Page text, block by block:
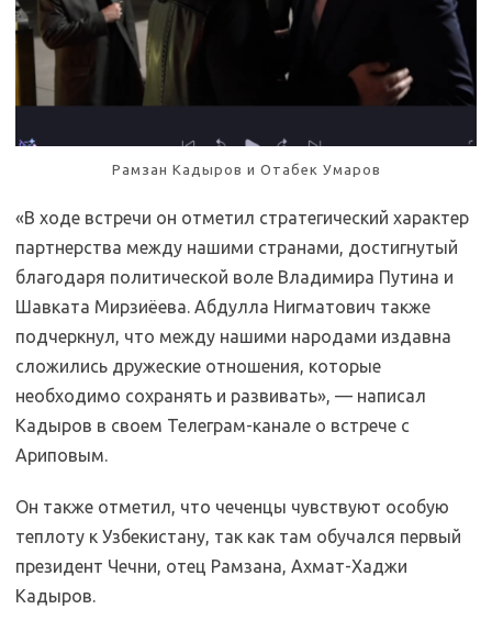
Рамзан Кадыров и Отабек Умаров
«В ходе встречи он отметил стратегический характер
партнерства между нашими странами, достигнутый
благодаря политической воле Владимира Путина и
Шавката Мирзиёева. Абдулла Нигматович также
подчеркнул, что между нашими народами издавна
сложились дружеские отношения, которые
необходимо сохранять и развивать», — написал
Кадыров в своем Телеграм-канале о встрече с
Ариповым.
Он также отметил, что чеченцы чувствуют особую
теплоту к Узбекистану, так как там обучался первый
президент Чечни, отец Рамзана, Ахмат-Хаджи
Кадыров.